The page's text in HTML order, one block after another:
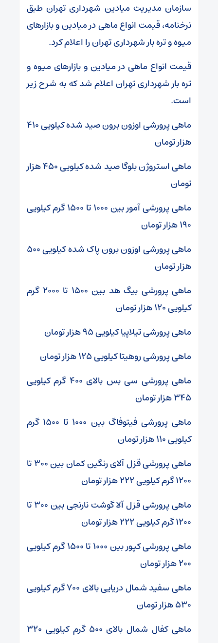
سازمان مدیریت میادین شهرداری تهران طبق
نرخنامه، قیمت انواع ماهی در میادین و بازار‌های
میوه و تره بار شهرداری تهران را اعلام کرد.
قیمت انواع ماهی در میادین و بازار‌های میوه و
تره بار شهرداری تهران اعلام شد که به شرح زیر
است.
ماهی پرورشی اوزون برون صید شده کیلویی ۴۱۰
هزار تومان
ماهی استروژن بلوگا صید شده کیلویی ۴۵۰ هزار
تومان
ماهی پرورشی آمور بین ۱۰۰۰ تا ۱۵۰۰ گرم کیلویی
۱۹۰ هزار تومان
ماهی پرورشی اوزون برون پاک شده کیلویی ۵۰۰
هزار تومان
ماهی پرورشی بیگ هد بین ۱۵۰۰ تا ۲۰۰۰ گرم
کیلویی ۱۲۰ هزار تومان
ماهی پرورشی تیلاپیا کیلویی ۹۵ هزار تومان
ماهی پرورشی روهیتا کیلویی ۱۲۵ هزار تومان
ماهی پرورشی سی بس بالای ۴۰۰ گرم کیلویی
۳۴۵ هزار تومان
ماهی پرورشی فیتوفاگ بین ۱۰۰۰ تا ۱۵۰۰ گرم
کیلویی ۱۱۰ هزار تومان
ماهی پرورشی قزل آلای رنگین کمان بین ۳۰۰ تا
۱۲۰۰ گرم کیلویی ۲۲۲ هزار تومان
ماهی پرورشی قزل آلا گوشت نارنجی بین ۳۰۰ تا
۱۲۰۰ گرم کیلویی ۲۲۲ هزار تومان
ماهی پرورشی کپور بین ۱۰۰۰ تا ۱۵۰۰ گرم کیلویی
۲۰۰ هزار تومان
ماهی سفید شمال دریایی بالای ۷۰۰ گرم کیلویی
۵۳۰ هزار تومان
ماهی کفال شمال بالای ۵۰۰ گرم کیلویی ۳۲۰